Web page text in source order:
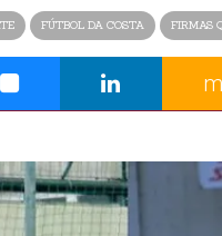
FÚTBOL DA COSTA FIRMAS
m